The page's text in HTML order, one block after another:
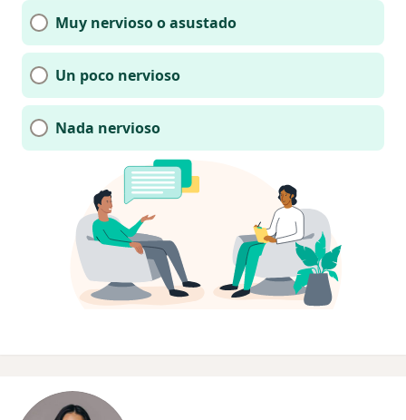
Muy nervioso o asustado
Un poco nervioso
Nada nervioso